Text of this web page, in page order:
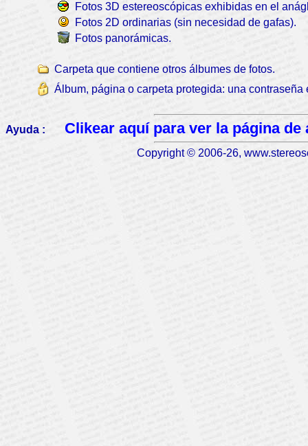
Fotos 3D estereoscópicas exhibidas en el
Fotos 2D ordinarias (sin necesidad de gafas).
Fotos panorámicas.
Carpeta que contiene otros álbumes de fotos.
Álbum, página o carpeta protegida: una
Ayuda : Clikear aquí para ver la página de
Copyright © 2006-26,